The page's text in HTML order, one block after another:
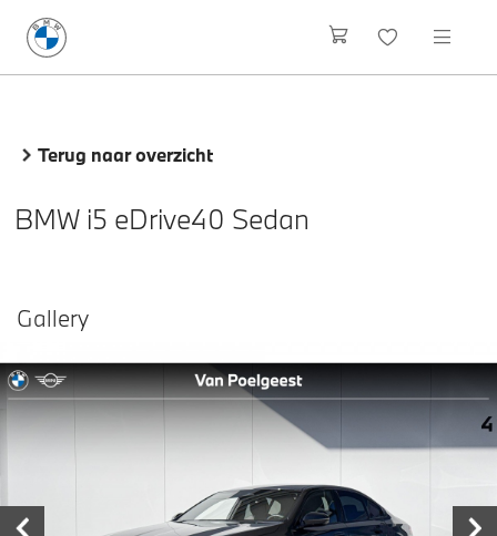
Terug naar overzicht
BMW i5 eDrive40 Sedan
Gallery